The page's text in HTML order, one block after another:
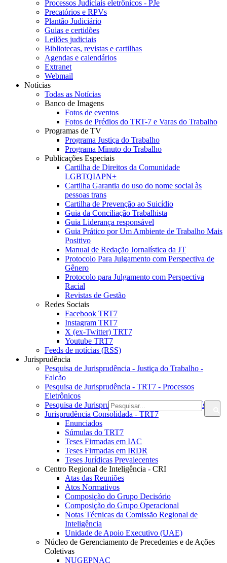
Processos Judiciais eletrônicos - PJe
Precatórios e RPVs
Plantão Judiciário
Guias e certidões
Leilões judiciais
Bibliotecas, revistas e cartilhas
Agendas e calendários
Extranet
Webmail
Notícias
Todas as Notícias
Banco de Imagens
Fotos de eventos
Fotos de Prédios do TRT-7 e Varas do Trabalho
Programas de TV
Programa Justiça do Trabalho
Programa Minuto do Trabalho
Publicações Especiais
Cartilha de Direitos da Comunidade
LGBTQIAPN+
Cartilha Garantia do uso do nome social às
pessoas trans
Cartilha de Prevenção ao Suicídio
Guia da Conciliação Trabalhista
Guia Liderança responsável
Guia Prático por Um Ambiente de Trabalho Mais
Positivo
Manual de Redação Jornalística da JT
Protocolo Para Julgamento com Perspectiva de
Gênero
Protocolo para Julgamento com Perspectiva
Racial
Revistas de Gestão
Redes Sociais
Facebook TRT7
Instagram TRT7
X (ex-Twitter) TRT7
Youtube TRT7
Feeds de notícias (RSS)
Jurisprudência
Pesquisa de Jurisprudência - Justiça do Trabalho -
Falcão
Pesquisa de Jurisprudência - TRT7 - Processos
Eletrônicos
Pesquisa de Jurisprudência - TRT7 - Processos Físicos
Jurisprudência Consolidada - TRT7
Enunciados
Súmulas do TRT7
Teses Firmadas em IAC
Teses Firmadas em IRDR
Teses Jurídicas Prevalecentes
Centro Regional de Inteligência - CRI
Atas das Reuniões
Atos Normativos
Composição do Grupo Decisório
Composição do Grupo Operacional
Notas Técnicas da Comissão Regional de
Inteligência
Unidade de Apoio Executivo (UAE)
Núcleo de Gerenciamento de Precedentes e de Ações
Coletivas
NUGEPNAC